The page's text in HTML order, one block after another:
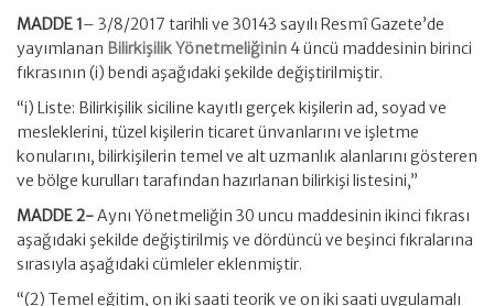
MADDE 1– 3/8/2017 tarihli ve 30143 sayılı Resmî Gazete’de
yayımlanan Bilirkişilik Yönetmeliğinin 4 üncü maddesinin birinci
fıkrasının (i) bendi aşağıdaki şekilde değiştirilmiştir.
“i) Liste: Bilirkişilik siciline kayıtlı gerçek kişilerin ad, soyad ve
mesleklerini, tüzel kişilerin ticaret ünvanlarını ve işletme
konularını, bilirkişilerin temel ve alt uzmanlık alanlarını gösteren
ve bölge kurulları tarafından hazırlanan bilirkişi listesini,”
MADDE 2-Aynı Yönetmeliğin 30 uncu maddesinin ikinci fıkrası
aşağıdaki şekilde değiştirilmiş ve dördüncü ve beşinci fıkralarına
sırasıyla aşağıdaki cümleler eklenmiştir.
“(2) Temel eğitim, on iki saati teorik ve on iki saati uygulamalı